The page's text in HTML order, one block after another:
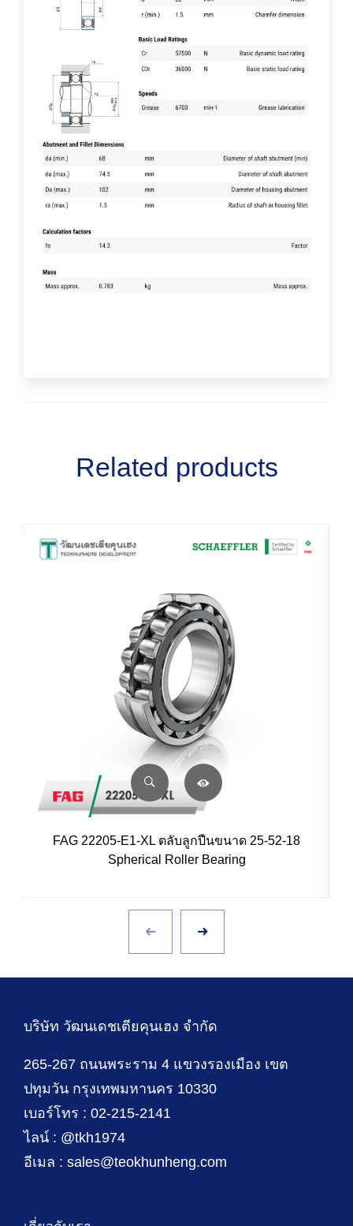
Related products
FAG 22205-E1-XL ตลับลูกปืนขนาด 25-52-18
Spherical Roller Bearing
บริษัท วัฒนเดชเตียคุนเฮง จำกัด
265-267 ถนนพระราม 4 แขวงรองเมือง เขต
ปทุมวัน กรุงเทพมหานคร 10330
เบอร์โทร : 02-215-2141
ไลน์ : @tkh1974
อีเมล : sales@teokhunheng.com